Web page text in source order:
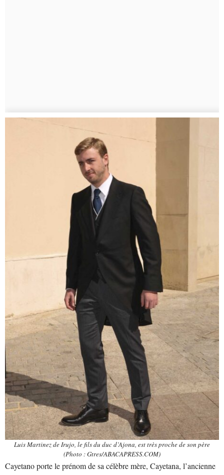
Luis Martinez de Irujo, le fils du duc d’Ajona, est très proche de son père
(Photo : Gtres/ABACAPRESS.COM)
Cayetano porte le prénom de sa célèbre mère, Cayetana, l’ancienne